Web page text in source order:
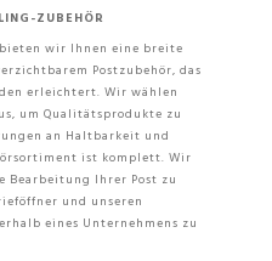
ZUBEHÖR
wir Ihnen eine breite
Postzubehör, das
erleichtert. Wir wählen
um Qualitätsprodukte zu
an Haltbarkeit und
ist komplett. Wir
Bearbeitung Ihrer Post zu
und unseren
eines Unternehmens zu